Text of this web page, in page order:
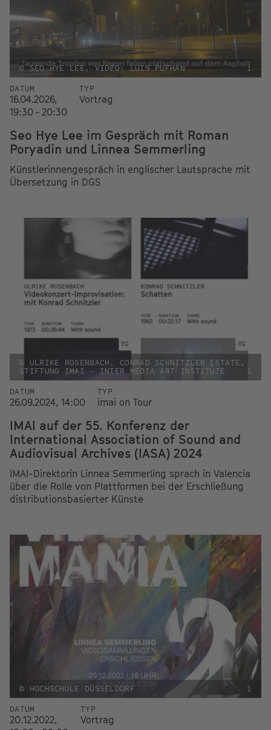
© SEO HYE LEE, VIDEO: LUIS PUFHAN i
DATUM
16.04.2026,
19:30 - 20:30
TYP
Vortrag
Seo Hye Lee im Gespräch mit Roman
Poryadin und Linnea Semmerling
Künstlerinnengespräch in englischer Lautsprache mit
Übersetzung in DGS
© ULRIKE ROSENBACH, CONRAD SCHNITZLER ESTATE,
STIFTUNG IMAI - INTER MEDIA ART INSTITUTE
i
DATUM
26.09.2024, 14:00
TYP
imai on Tour
IMAI auf der 55. Konferenz der
International Association of Sound and
Audiovisual Archives (IASA) 2024
IMAI-Direktorin Linnea Semmerling sprach in Valencia
über die Rolle von Plattformen bei der Erschließung
distributionsbasierter Künste
© HOCHSCHULE DÜSSELDORF i
DATUM
20.12.2022,
TYP
Vortrag